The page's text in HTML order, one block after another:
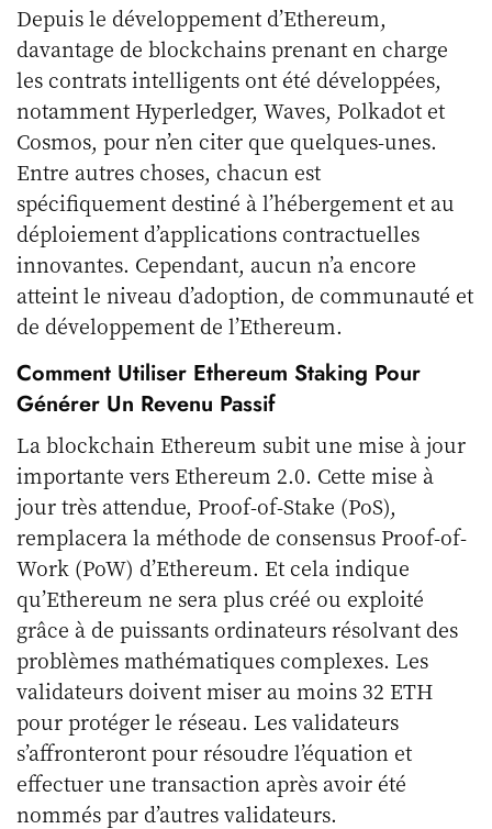
Depuis le développement d’Ethereum,
davantage de blockchains prenant en charge
les contrats intelligents ont été développées,
notamment Hyperledger, Waves, Polkadot et
Cosmos, pour n’en citer que quelques-unes.
Entre autres choses, chacun est
spécifiquement destiné à l’hébergement et au
déploiement d’applications contractuelles
innovantes. Cependant, aucun n’a encore
atteint le niveau d’adoption, de communauté et
de développement de l’Ethereum.
Comment Utiliser Ethereum Staking Pour
Générer Un Revenu Passif
La blockchain Ethereum subit une mise à jour
importante vers Ethereum 2.0. Cette mise à
jour très attendue, Proof-of-Stake (PoS),
remplacera la méthode de consensus Proof-of-
Work (PoW) d’Ethereum. Et cela indique
qu’Ethereum ne sera plus créé ou exploité
grâce à de puissants ordinateurs résolvant des
problèmes mathématiques complexes. Les
validateurs doivent miser au moins 32 ETH
pour protéger le réseau. Les validateurs
s’affronteront pour résoudre l’équation et
effectuer une transaction après avoir été
nommés par d’autres validateurs.